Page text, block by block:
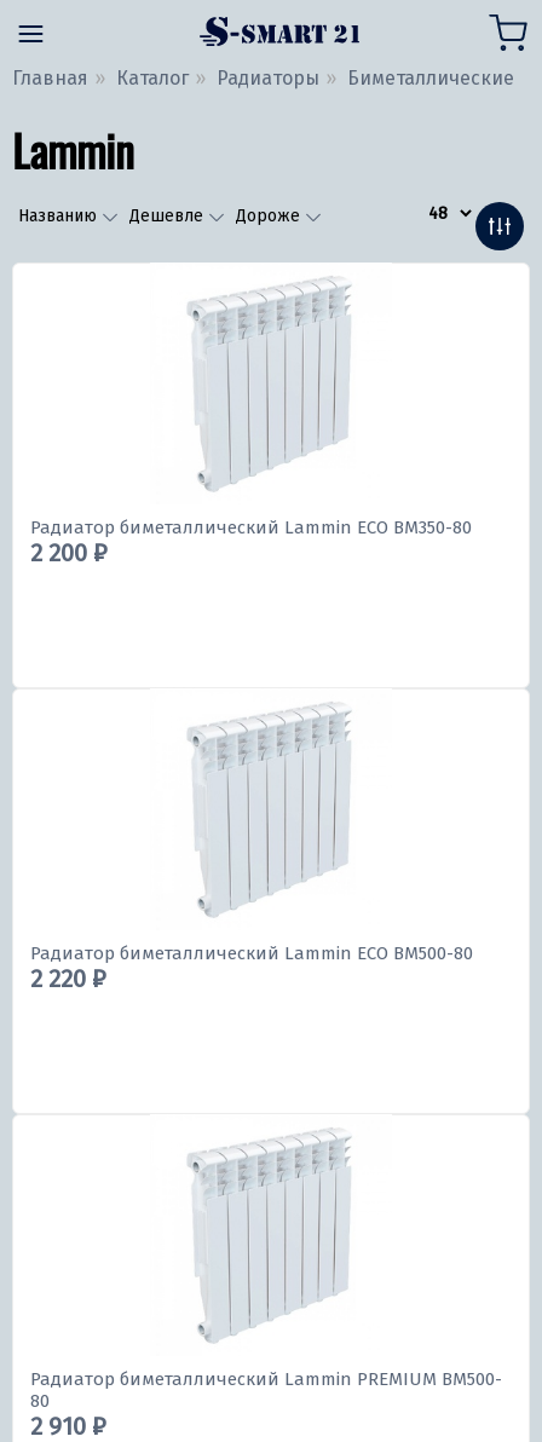
Главная Каталог Радиаторы Биметаллические
Lammin
Названию Дешевле Дороже
Радиатор биметаллический Lammin ECO BM350-80
2 200 ₽
Радиатор биметаллический Lammin ECO BM500-80
2 220 ₽
Радиатор биметаллический Lammin PREMIUM BM500-
80
2 910 ₽